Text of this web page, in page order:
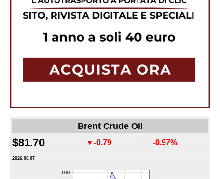
Brent Crude Oil
$81.70 ▼-0.79 -0.97%
2026.08.07